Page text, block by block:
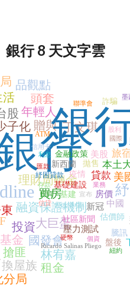
行
投資
子化 贈與
年輕人
金
股
理財周轉金
融資保證機制
國發會
買房
搶匪
頭套
大巨蛋
丁文琪
換屋族
活
林宥嘉
品觀點
分局
租金
銀行 8 天文字雲
銀
美
旅
本土
貸款
房價
中國
壓力測試
美股
新冠
拋售
估價師
騰訊
金融政策
基建
基礎建設
盤後
社區新聞
疫情
新西蘭
詐騙
利率
紓困貸款
ATM
紐約
硬幣
國際
業務
股利
Ricardo Salinas Pliego
宣布
利息
負債
信用卡
聯準會
投資
存款
匯款
信貸
墨
個資